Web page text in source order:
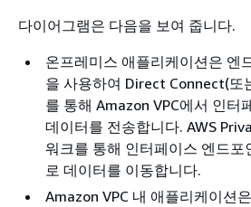
다이어그램은 다음을 보여 줍니다.
온프레미스 애플리케이션은 엔
을 사용하여 Direct Connect(
를 통해 Amazon VPC에서 인터
데이터를 전송합니다. AWS
워크를 통해 인터페이스 엔드포
로 데이터를 이동합니다.
Amazon VPC 내 애플리케이션